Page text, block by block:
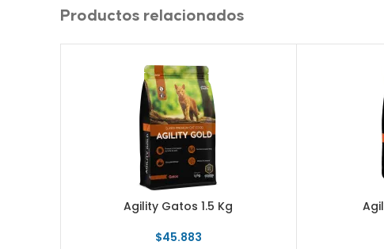
Productos relacionados
Agility Gatos 1.5 Kg
$45.883